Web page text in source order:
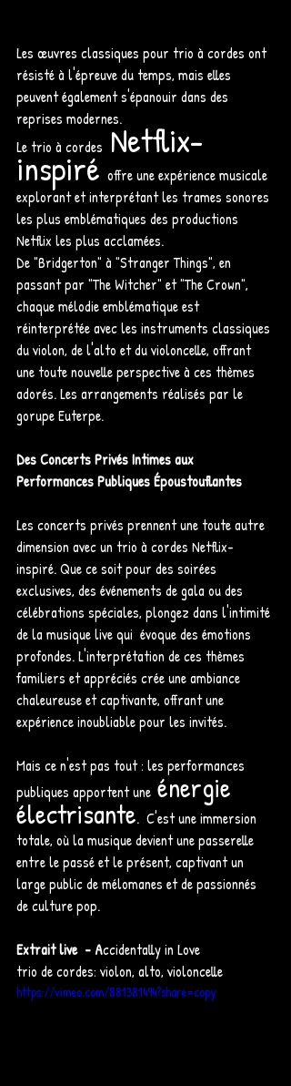
Les œuvres classiques pour trio à cordes ont
résisté à l'épreuve du temps, mais elles
peuvent également s'épanouir dans des
reprises modernes.
Le trio à cordes Netflix-
inspiré offre une expérience musicale
explorant et interprétant les trames sonores
les plus emblématiques des productions
Netflix les plus acclamées.
De "Bridgerton" à "Stranger Things", en
passant par "The Witcher" et "The Crown",
chaque mélodie emblématique est
réinterprétée avec les instruments classiques
du violon, de l'alto et du violoncelle, offrant
une toute nouvelle perspective à ces thèmes
adorés. Les arrangements réalisés par le
gorupe Euterpe.
Des Concerts Privés Intimes aux
Performances Publiques Époustouflantes
Les concerts privés prennent une toute autre
dimension avec un trio à cordes Netflix-
inspiré. Que ce soit pour des soirées
exclusives, des événements de gala ou des
célébrations spéciales, plongez dans l'intimité
de la musique live qui  évoque des émotions
profondes. L'interprétation de ces thèmes
familiers et appréciés crée une ambiance
chaleureuse et captivante, offrant une
expérience inoubliable pour les invités.
Mais ce n'est pas tout : les performances
publiques apportent une énergie
électrisante.  C'est une immersion
totale, où la musique devient une passerelle
entre le passé et le présent, captivant un
large public de mélomanes et de passionnés
de culture pop.
Extrait live  - Accidentally in Love
trio de cordes: violon, alto, violoncelle
https://vimeo.com/881381494?share=copy